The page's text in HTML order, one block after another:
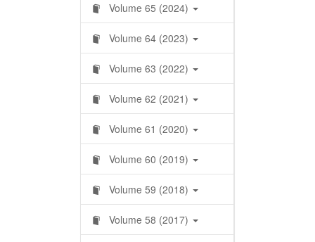
Volume 65 (2024)
Volume 64 (2023)
Volume 63 (2022)
Volume 62 (2021)
Volume 61 (2020)
Volume 60 (2019)
Volume 59 (2018)
Volume 58 (2017)